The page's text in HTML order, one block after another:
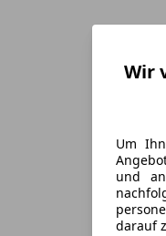
Wir
Um
und
darauf